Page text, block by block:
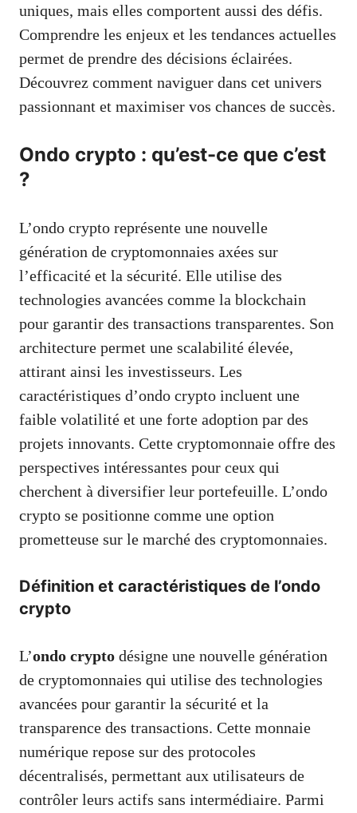
uniques, mais elles comportent aussi des défis.
Comprendre les enjeux et les tendances actuelles
permet de prendre des décisions éclairées.
Découvrez comment naviguer dans cet univers
passionnant et maximiser vos chances de succès.
Ondo crypto : qu’est-ce que c’est
?
L’ondo crypto représente une nouvelle
génération de cryptomonnaies axées sur
l’efficacité et la sécurité. Elle utilise des
technologies avancées comme la blockchain
pour garantir des transactions transparentes. Son
architecture permet une scalabilité élevée,
attirant ainsi les investisseurs. Les
caractéristiques d’ondo crypto incluent une
faible volatilité et une forte adoption par des
projets innovants. Cette cryptomonnaie offre des
perspectives intéressantes pour ceux qui
cherchent à diversifier leur portefeuille. L’ondo
crypto se positionne comme une option
prometteuse sur le marché des cryptomonnaies.
Définition et caractéristiques de l’ondo
crypto
L’ondo crypto désigne une nouvelle génération
de cryptomonnaies qui utilise des technologies
avancées pour garantir la sécurité et la
transparence des transactions. Cette monnaie
numérique repose sur des protocoles
décentralisés, permettant aux utilisateurs de
contrôler leurs actifs sans intermédiaire. Parmi